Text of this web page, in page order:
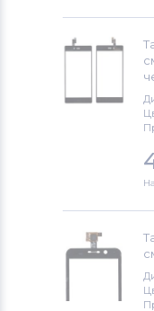
Тачскрины
Тачскрины
Тачскрины
Тачскрины
Тачскрины